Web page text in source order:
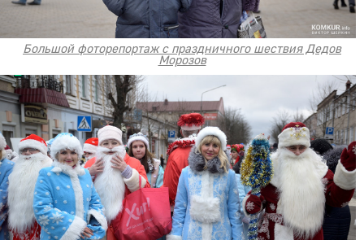
Большой фоторепортаж с праздничного шествия Дедов
Морозов